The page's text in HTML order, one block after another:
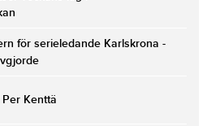
för serieledande Karlskrona -
Kenttä